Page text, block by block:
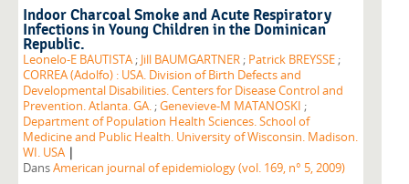
Indoor Charcoal Smoke and Acute Respiratory
Infections in Young Children in the Dominican
Republic.
Leonelo-E BAUTISTA ; Jill BAUMGARTNER ; Patrick BREYSSE ;
CORREA (Adolfo) : USA. Division of Birth Defects and
Developmental Disabilities. Centers for Disease Control and
Prevention. Atlanta. GA. ;Genevieve-M MATANOSKI ;
Department of Population Health Sciences. School of
Medicine and Public Health. University of Wisconsin. Madison.
WI. USA |
DansAmerican journal of epidemiology (vol. 169, n° 5, 2009)